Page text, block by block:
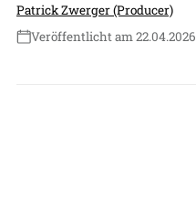
Patrick Zwerger (Producer)
Veröffentlicht am 22.04.2026